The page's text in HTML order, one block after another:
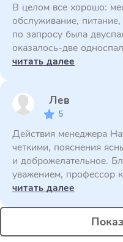
В целом все хорошо:
обслуживание,
по запросу была
оказалось-две
читать далее
Лев
5
Действия менеджера
четкими, пояснения
и доброжелательное.
уважением, профессор
читать далее